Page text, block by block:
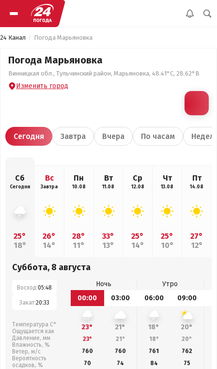
24 Канал Погода Марьяновка
Погода Марьяновка
Винницкая обл., Тульчинский район, Марьяновка, 48.41°С, 28.62°В
Изменить город
Сегодня Завтра Вчера По часам
Сб
Сегодня
25°
18°
Вс
Завтра
26°
14°
Пн
10.08
28°
11°
Вт
11.08
33°
13°
Ср
12.08
25°
14°
Чт
13.08
25°
10°
Пт
14.08
27°
12°
Суббота, 8 августа
Восход:05:48
Закат:20:33
Температура С°
Ощущается как
Давление, мм
Влажность, %
Ветер, м/с
Вероятность
осадков, %
Ночь
Утро
00:00
03:00 06:00 09:00
23° 21° 18° 20°
23° 21° 18° 20°
760
760 761 762
70
74 84 75